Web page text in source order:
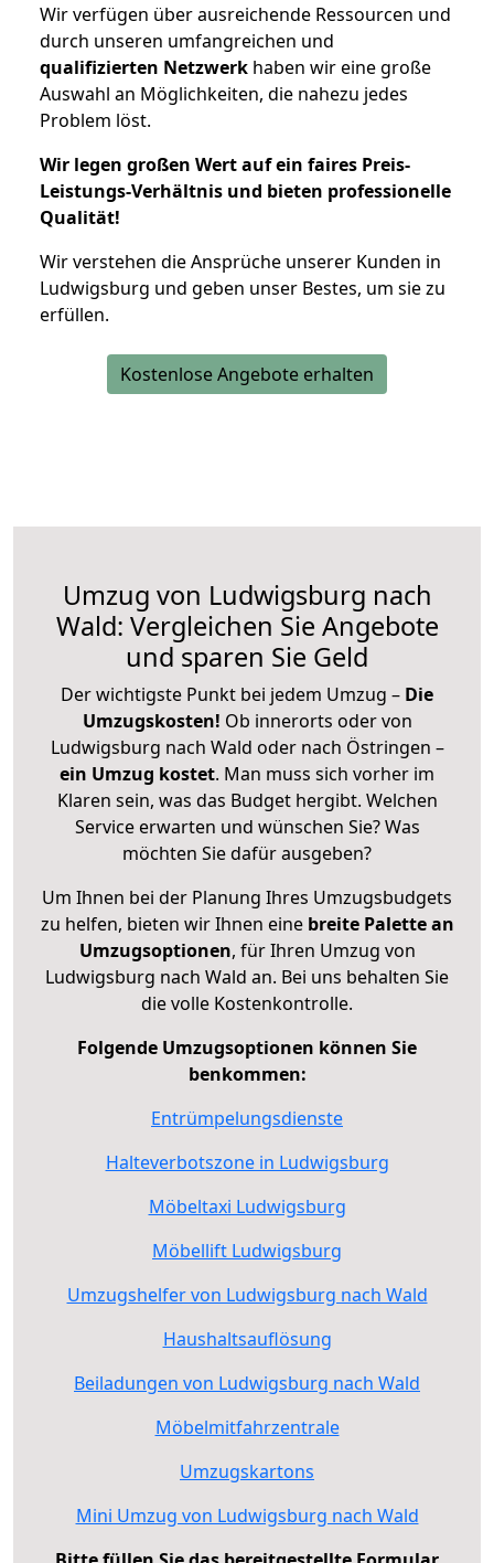
Wir verfügen über ausreichende Ressourcen und
durch unseren umfangreichen und
qualifizierten Netzwerk haben wir eine große
Auswahl an Möglichkeiten, die nahezu jedes
Problem löst.
Wir legen großen Wert auf ein faires Preis-
Leistungs-Verhältnis und bieten professionelle
Qualität!
Wir verstehen die Ansprüche unserer Kunden in
Ludwigsburg und geben unser Bestes, um sie zu
erfüllen.
Kostenlose Angebote erhalten
Umzug von Ludwigsburg nach
Wald: Vergleichen Sie Angebote
und sparen Sie Geld
Der wichtigste Punkt bei jedem Umzug – Die
Umzugskosten! Ob innerorts oder von
Ludwigsburg nach Wald oder nach Östringen –
ein Umzug kostet. Man muss sich vorher im
Klaren sein, was das Budget hergibt. Welchen
Service erwarten und wünschen Sie? Was
möchten Sie dafür ausgeben?
Um Ihnen bei der Planung Ihres Umzugsbudgets
zu helfen, bieten wir Ihnen eine breite Palette an
Umzugsoptionen, für Ihren Umzug von
Ludwigsburg nach Wald an. Bei uns behalten Sie
die volle Kostenkontrolle.
Folgende Umzugsoptionen können Sie
benkommen:
Entrümpelungsdienste
Halteverbotszone in Ludwigsburg
Möbeltaxi Ludwigsburg
Möbellift Ludwigsburg
Umzugshelfer von Ludwigsburg nach Wald
Haushaltsauflösung
Beiladungen von Ludwigsburg nach Wald
Möbelmitfahrzentrale
Umzugskartons
Mini Umzug von Ludwigsburg nach Wald